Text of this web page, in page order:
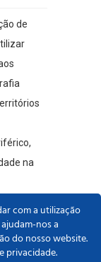
de
na
com a utilização
nos a
do nosso website.
privacidade.